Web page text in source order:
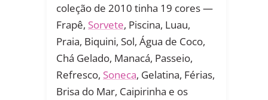
coleção de 2010 tinha 19 cores —
Frapê, Sorvete, Piscina, Luau,
Praia, Biquini, Sol, Água de Coco,
Chá Gelado, Manacá, Passeio,
Refresco, Soneca, Gelatina, Férias,
Brisa do Mar, Caipirinha e os